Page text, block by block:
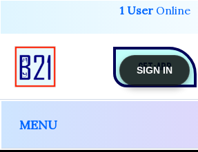
content
1 UserOnline
GET-APP
MENU
SIGN IN